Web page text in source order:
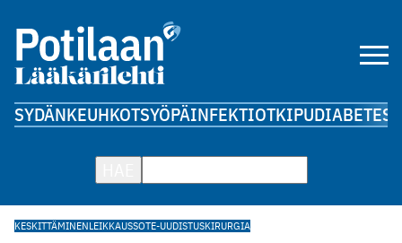
SYDÄNKEUHKOTSYÖPÄINFEKTIOTKIPUDIABETES
KESKITTÄMINENLEIKKAUSSOTE-UUDISTUSKIRURGIA